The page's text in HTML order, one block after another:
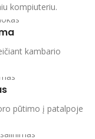
kompiuteriu.
kambario
pūtimo į patalpoje